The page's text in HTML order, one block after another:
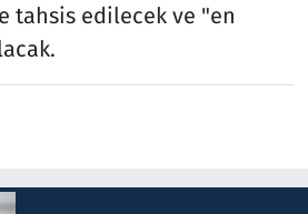
tahsis edilecek ve "en